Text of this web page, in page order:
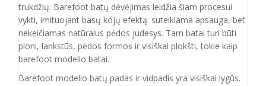
trukdžių. Barefoot batų dėvėjimas leidžia šiam procesui
vykti, imituojant basų kojų efektą: suteikiama apsauga, bet
nekeičiamas natūralus pėdos judesys. Tam batai turi būti
ploni, lankstūs, pėdos formos ir visiškai plokšti, tokie kaip
barefoot modelio batai.
Barefoot modelio batų padas ir vidpadis yra visiškai lygūs.